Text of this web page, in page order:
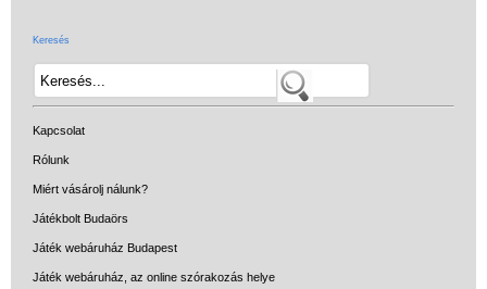
Keresés
Kapcsolat
Rólunk
Miért vásárolj nálunk?
Játékbolt Budaörs
Játék webáruház Budapest
Játék webáruház, az online szórakozás helye